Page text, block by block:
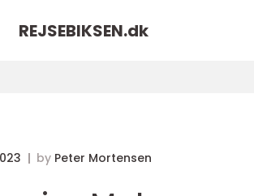
REJSEBIKSEN.dk
by Peter Mortensen